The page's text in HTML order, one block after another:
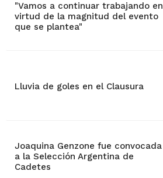
"Vamos a continuar trabajando en
virtud de la magnitud del evento
que se plantea"
Lluvia de goles en el Clausura
Joaquina Genzone fue convocada
a la Selección Argentina de
Cadetes